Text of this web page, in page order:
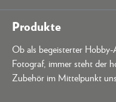
Produkte
Ob als begeisterter
Fotograf, immer steht der
Zubehör im Mittelpunkt